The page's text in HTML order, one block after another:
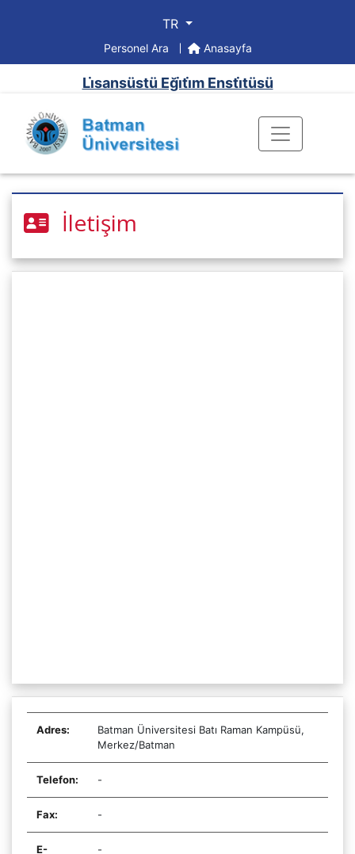
TR
Personel Ara Anasayfa
Li̇sansüstü Eği̇ti̇m Ensti̇tüsü
İletişim
Adres:
Batman Üniversitesi Batı Raman Kampüsü,
Merkez/Batman
Telefon: -
Fax: -
E-
-